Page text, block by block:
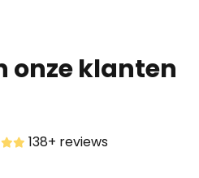
onze klanten
138+ reviews